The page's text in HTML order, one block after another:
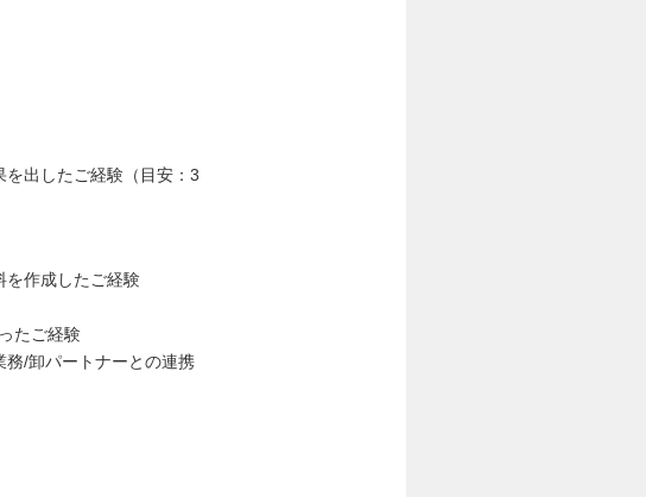
を出したご経験（目安：3
を作成したご経験
たご経験
務/卸パートナーとの連携